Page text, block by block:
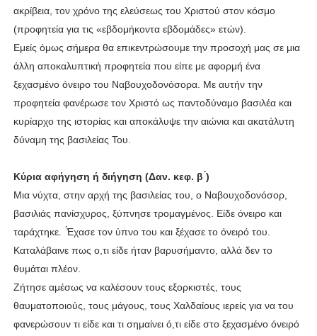
ακρίβεια, τον χρόνο της ελεύσεως του Χριστού στον κόσμο
(προφητεία για τις «εβδομήκοντα εβδομάδες» ετών).
Εμείς όμως σήμερα θα επικεντρώσουμε την προσοχή μας σε μια
άλλη αποκαλυπτική προφητεία που είπε με αφορμή ένα
ξεχασμένο όνειρο του Ναβουχοδονόσορα. Με αυτήν την
προφητεία φανέρωσε τον Χριστό ως παντοδύναμο βασιλέα και
κυρίαρχο της ιστορίας και αποκάλυψε την αιώνια και ακατάλυτη
δύναμη της βασιλείας Του.
Κύρια αφήγηση ή διήγηση (Δαν. κεφ. β ́)
Μια νύχτα, στην αρχή της βασιλείας του, ο Ναβουχοδονόσορ,
βασιλιάς πανίσχυρος, ξύπνησε τρομαγμένος. Είδε όνειρο και
ταράχτηκε. ̓́Εχασε τον ύπνο του και ξέχασε το όνειρό του.
Καταλάβαινε πως ο,τι είδε ήταν βαρυσήμαντο, αλλά δεν το
θυμάται πλέον.
Ζήτησε αμέσως να καλέσουν τους εξορκιστές, τους
θαυματοποιούς, τους μάγους, τους Χαλδαίους ιερείς για να του
φανερώσουν τι είδε και τι σημαίνει ό,τι είδε στο ξεχασμένο όνειρό